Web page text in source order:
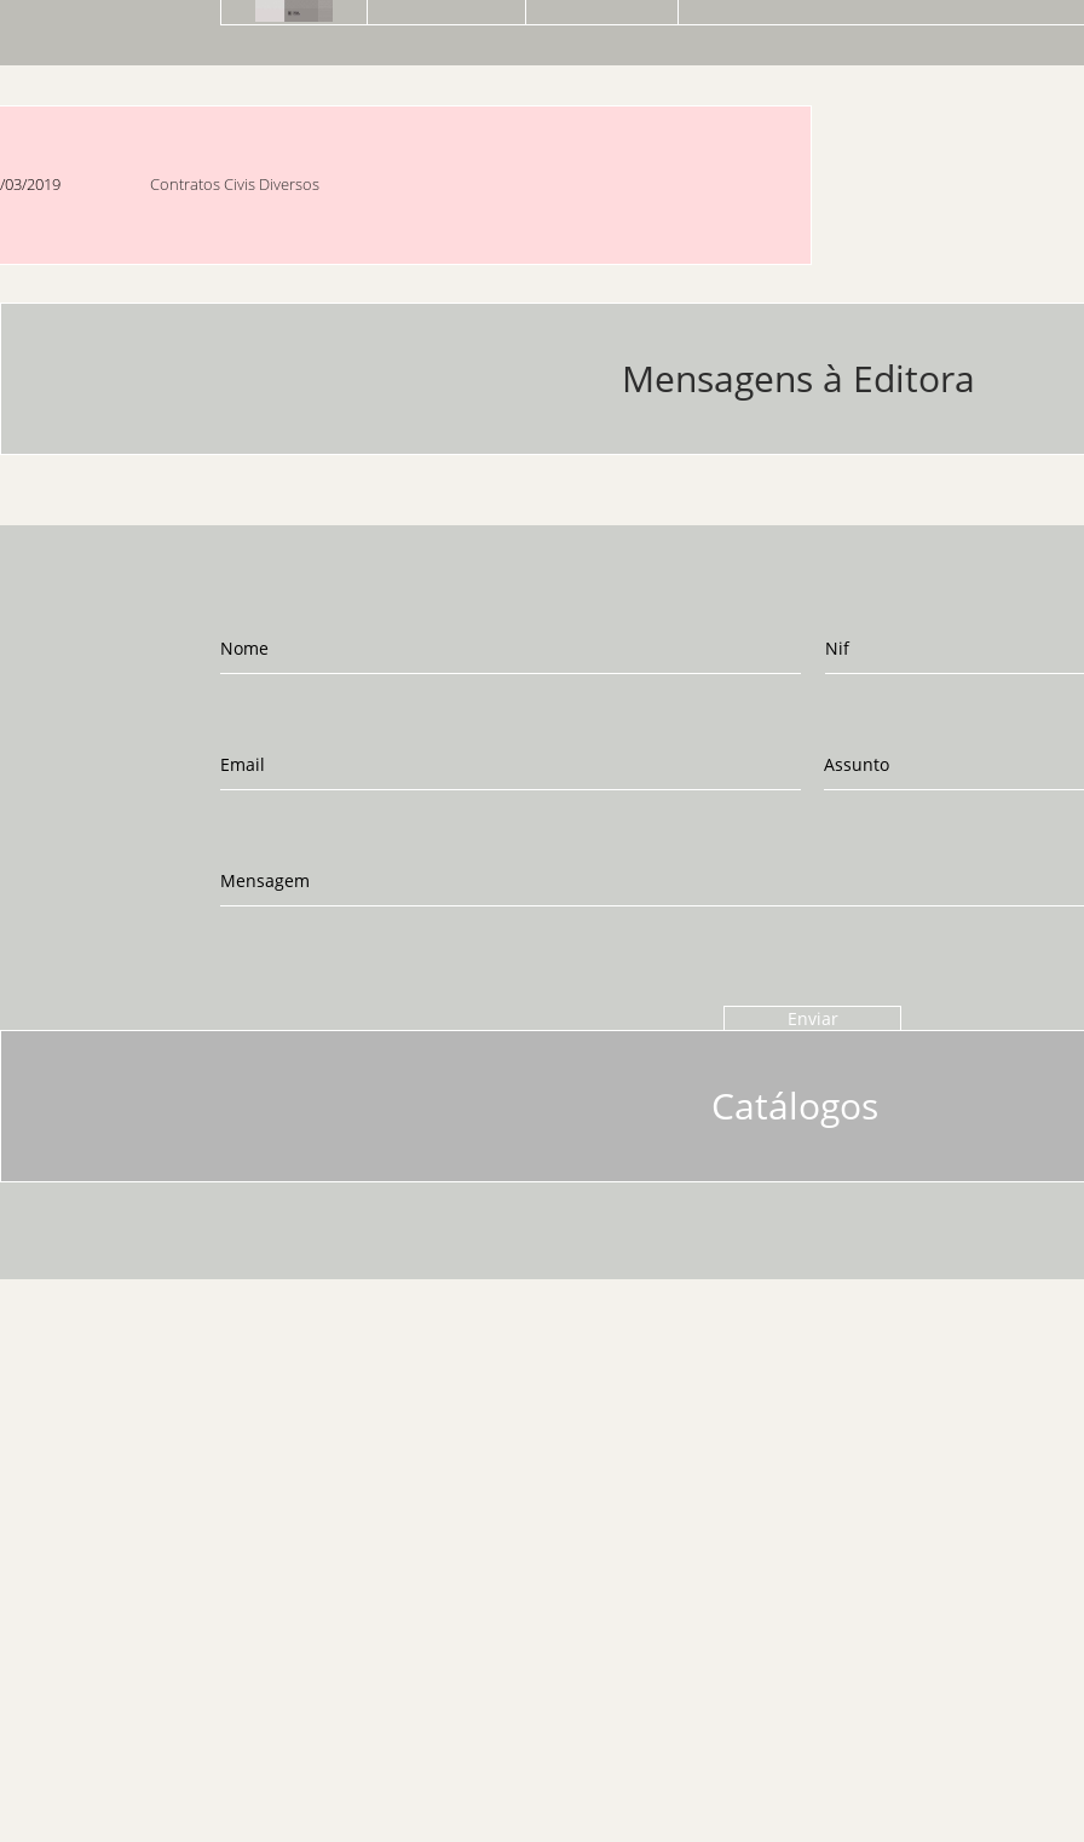
03/2019 Contratos Civis Diversos
Mensagens à Editora
Enviar
Catálogos